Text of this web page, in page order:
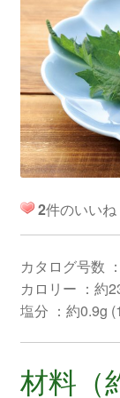
2件のいいね
カタログ号数
カロリー ：約
塩分 ：約0.9g
材料（